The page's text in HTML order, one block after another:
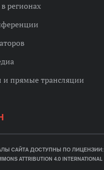
регионах
и прямые трансляции
САЙТА ДОСТУПНЫ ПО ЛИЦЕНЗИИ:
ATTRIBUTION 4.0 INTERNATIONAL